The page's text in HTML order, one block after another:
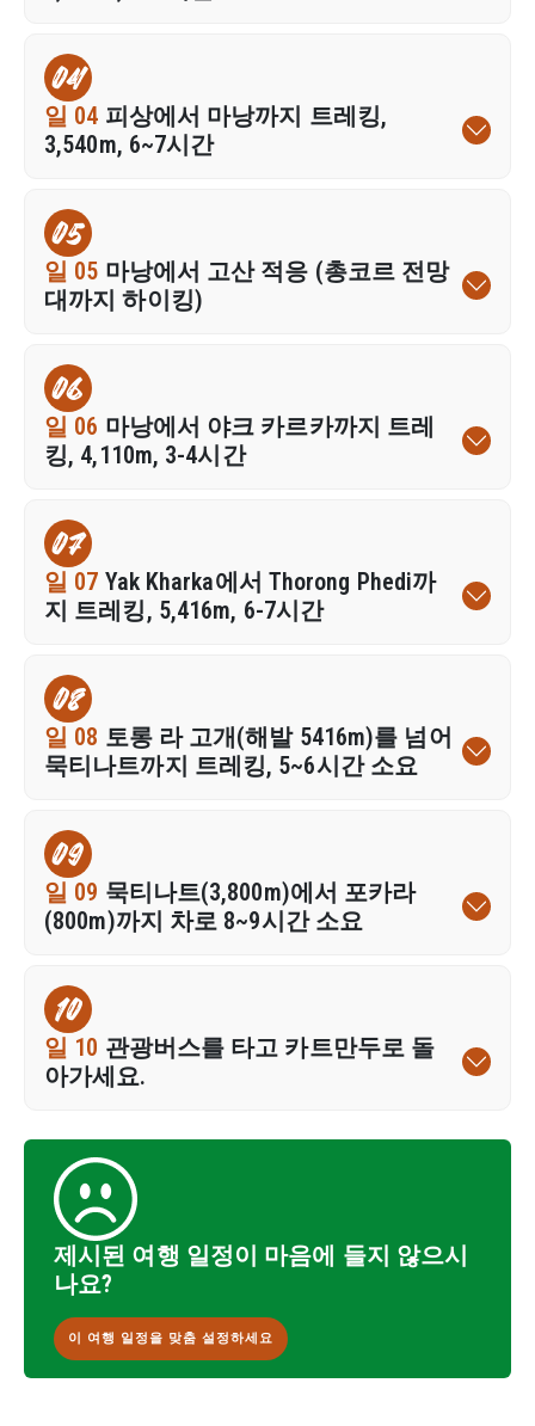
04
일 04 피상에서 마낭까지 트레킹,
3,540m, 6~7시간
05
일 05 마낭에서 고산 적응 (총코르 전망
대까지 하이킹)
06
일 06 마낭에서 야크 카르카까지 트레
킹, 4,110m, 3-4시간
07
일 07 Yak Kharka에서 Thorong Phedi까
지 트레킹, 5,416m, 6-7시간
08
일 08 토롱 라 고개(해발 5416m)를 넘어
묵티나트까지 트레킹, 5~6시간 소요
09
일 09 묵티나트(3,800m)에서 포카라
(800m)까지 차로 8~9시간 소요
10
일 10 관광버스를 타고 카트만두로 돌
아가세요.
제시된 여행 일정이 마음에 들지 않으시
나요?
이 여행 일정을 맞춤 설정하세요